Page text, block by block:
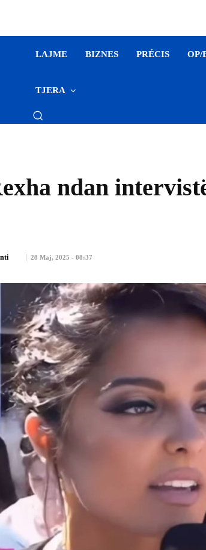
LAJME BIZNES PRÉCIS OP/
TJERA
ndan
28 Maj, 2025 - 08:37